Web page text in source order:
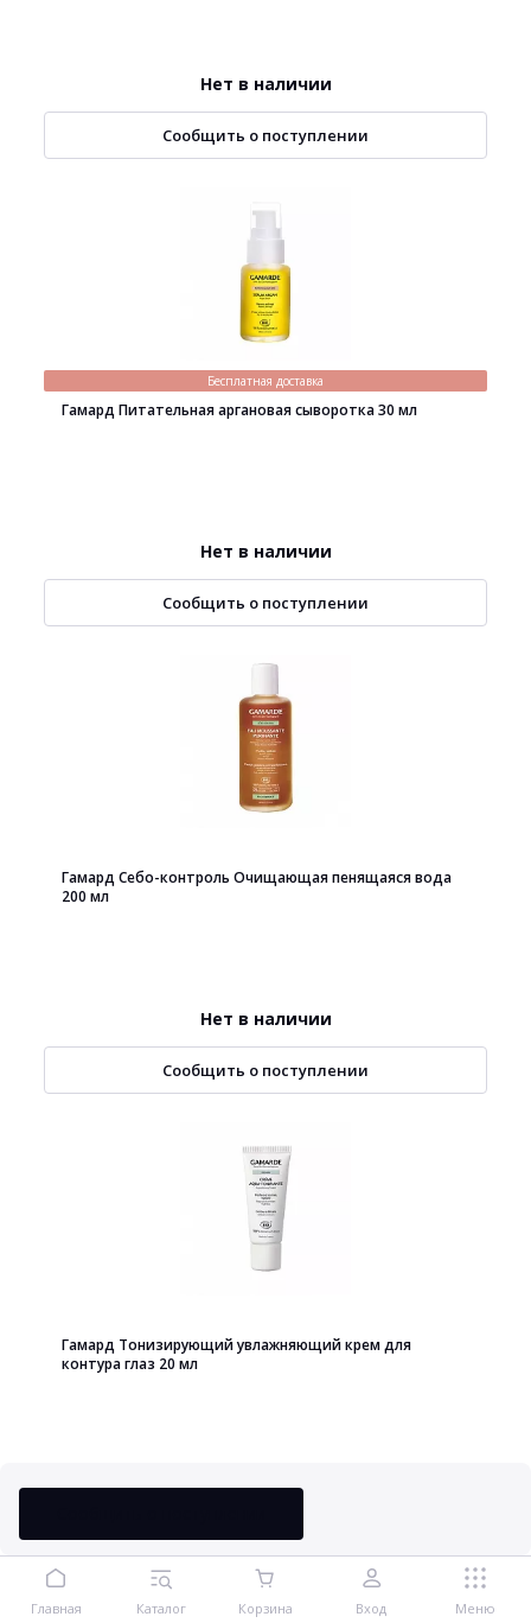
Нет в наличии
Сообщить о поступлении
Бесплатная доставка
Гамард Питательная аргановая сыворотка 30 мл
Нет в наличии
Сообщить о поступлении
Гамард Себо-контроль Очищающая пенящаяся вода
200 мл
Нет в наличии
Сообщить о поступлении
Гамард Тонизирующий увлажняющий крем для
контура глаз 20 мл
Нет в наличии
Сообщить о поступлении
Главная Каталог Корзина Вход Меню